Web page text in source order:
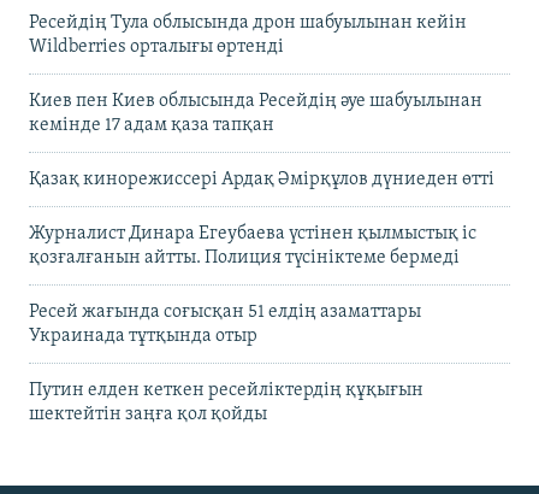
Ресейдің Тула облысында дрон шабуылынан кейін
Wildberries орталығы өртенді
Киев пен Киев облысында Ресейдің әуе шабуылынан
кемінде 17 адам қаза тапқан
Қазақ кинорежиссері Ардақ Әмірқұлов дүниеден өтті
Журналист Динара Егеубаева үстінен қылмыстық іс
қозғалғанын айтты. Полиция түсініктеме бермеді
Ресей жағында соғысқан 51 елдің азаматтары
Украинада тұтқында отыр
Путин елден кеткен ресейліктердің құқығын
шектейтін заңға қол қойды